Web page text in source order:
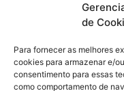
de
Para fornecer as melhores
cookies para armazenar e/
consentimento para essas
como comportamento de
Trabalhe Conosco
Editais
Política de